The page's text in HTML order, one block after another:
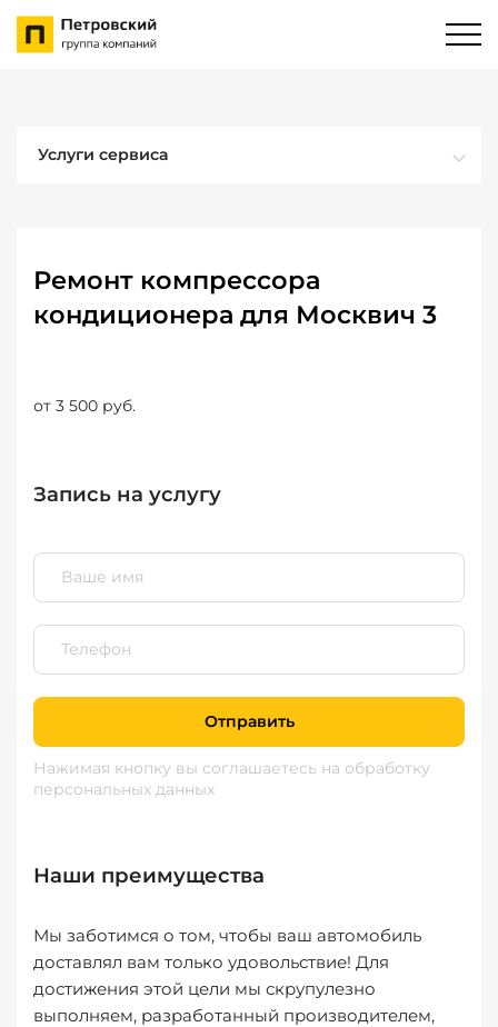
Услуги сервиса
Ремонт компрессора
кондиционера для Москвич 3
от 3 500 руб.
Запись на услугу
Отправить
Нажимая кнопку вы соглашаетесь на обработку
персональных данных
Наши преимущества
Мы заботимся о том, чтобы ваш автомобиль
доставлял вам только удовольствие! Для
достижения этой цели мы скрупулезно
выполняем, разработанный производителем,